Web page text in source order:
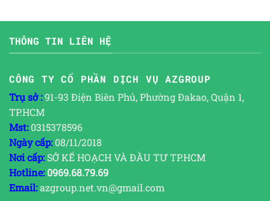
THÔNG TIN LIÊN HỆ
CÔNG TY CỔ PHẦN DỊCH VỤ AZGROUP
Trụ sở :91-93 Điện Biên Phủ, Phường Đakao, Quận 1,
TP.HCM
Mst:0315378596
Ngày cấp:08/11/2018
Nơi cấp:SỞ KẾ HOẠCH VÀ ĐẦU TƯ TP.HCM
Hotline: 0969.68.79.69
Email:azgroup.net.vn@gmail.com